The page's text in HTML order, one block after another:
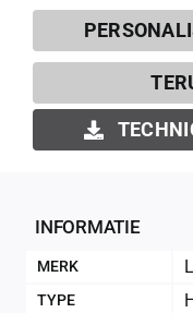
INFORMATIE
MERK
TYPE